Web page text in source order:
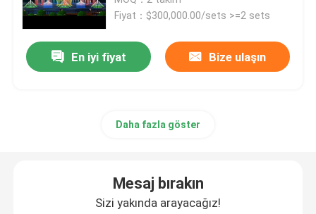
Fiyat：$300,000.00/sets >=2 sets
En iyi fiyat Bize ulaşın
Daha fazla göster
Mesaj bırakın
Sizi yakında arayacağız!